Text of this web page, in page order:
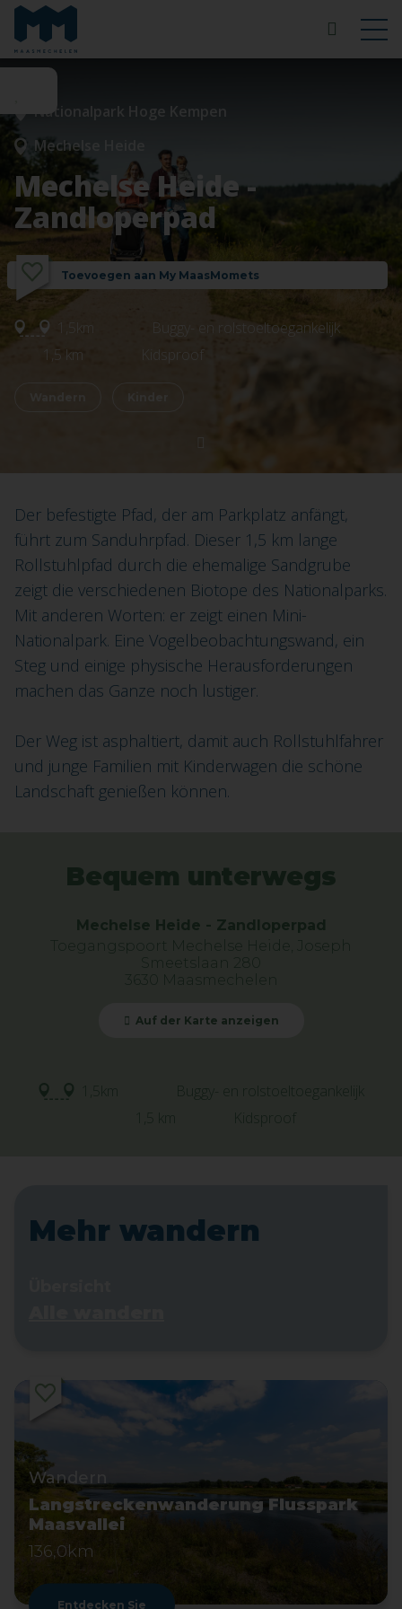
Nationalpark Hoge Kempen
Mechelse Heide
Mechelse Heide -
Zandloperpad
Toevoegen aan My MaasMomets
1,5km
Buggy- en rolstoeltoegankelijk
1,5 km
Kidsproof
Der befestigte Pfad, der am Parkplatz anfängt,
führt zum Sanduhrpfad. Dieser 1,5 km lange
Rollstuhlpfad durch die ehemalige Sandgrube
zeigt die verschiedenen Biotope des Nationalparks.
Mit anderen Worten: er zeigt einen Mini-
Nationalpark. Eine Vogelbeobachtungswand, ein
Steg und einige physische Herausforderungen
machen das Ganze noch lustiger.
Der Weg ist asphaltiert, damit auch Rollstuhlfahrer
und junge Familien mit Kinderwagen die schöne
Landschaft genießen können.
Bequem unterwegs
Mechelse Heide - Zandloperpad
Toegangspoort Mechelse Heide, Joseph
Smeetslaan 280
3630 Maasmechelen
Auf der Karte anzeigen
1,5km
Buggy- en rolstoeltoegankelijk
1,5 km
Kidsproof
Mehr wandern
Wandern
Langstreckenwanderung Flusspark
Maasvallei
136,0km
Entdecken Sie